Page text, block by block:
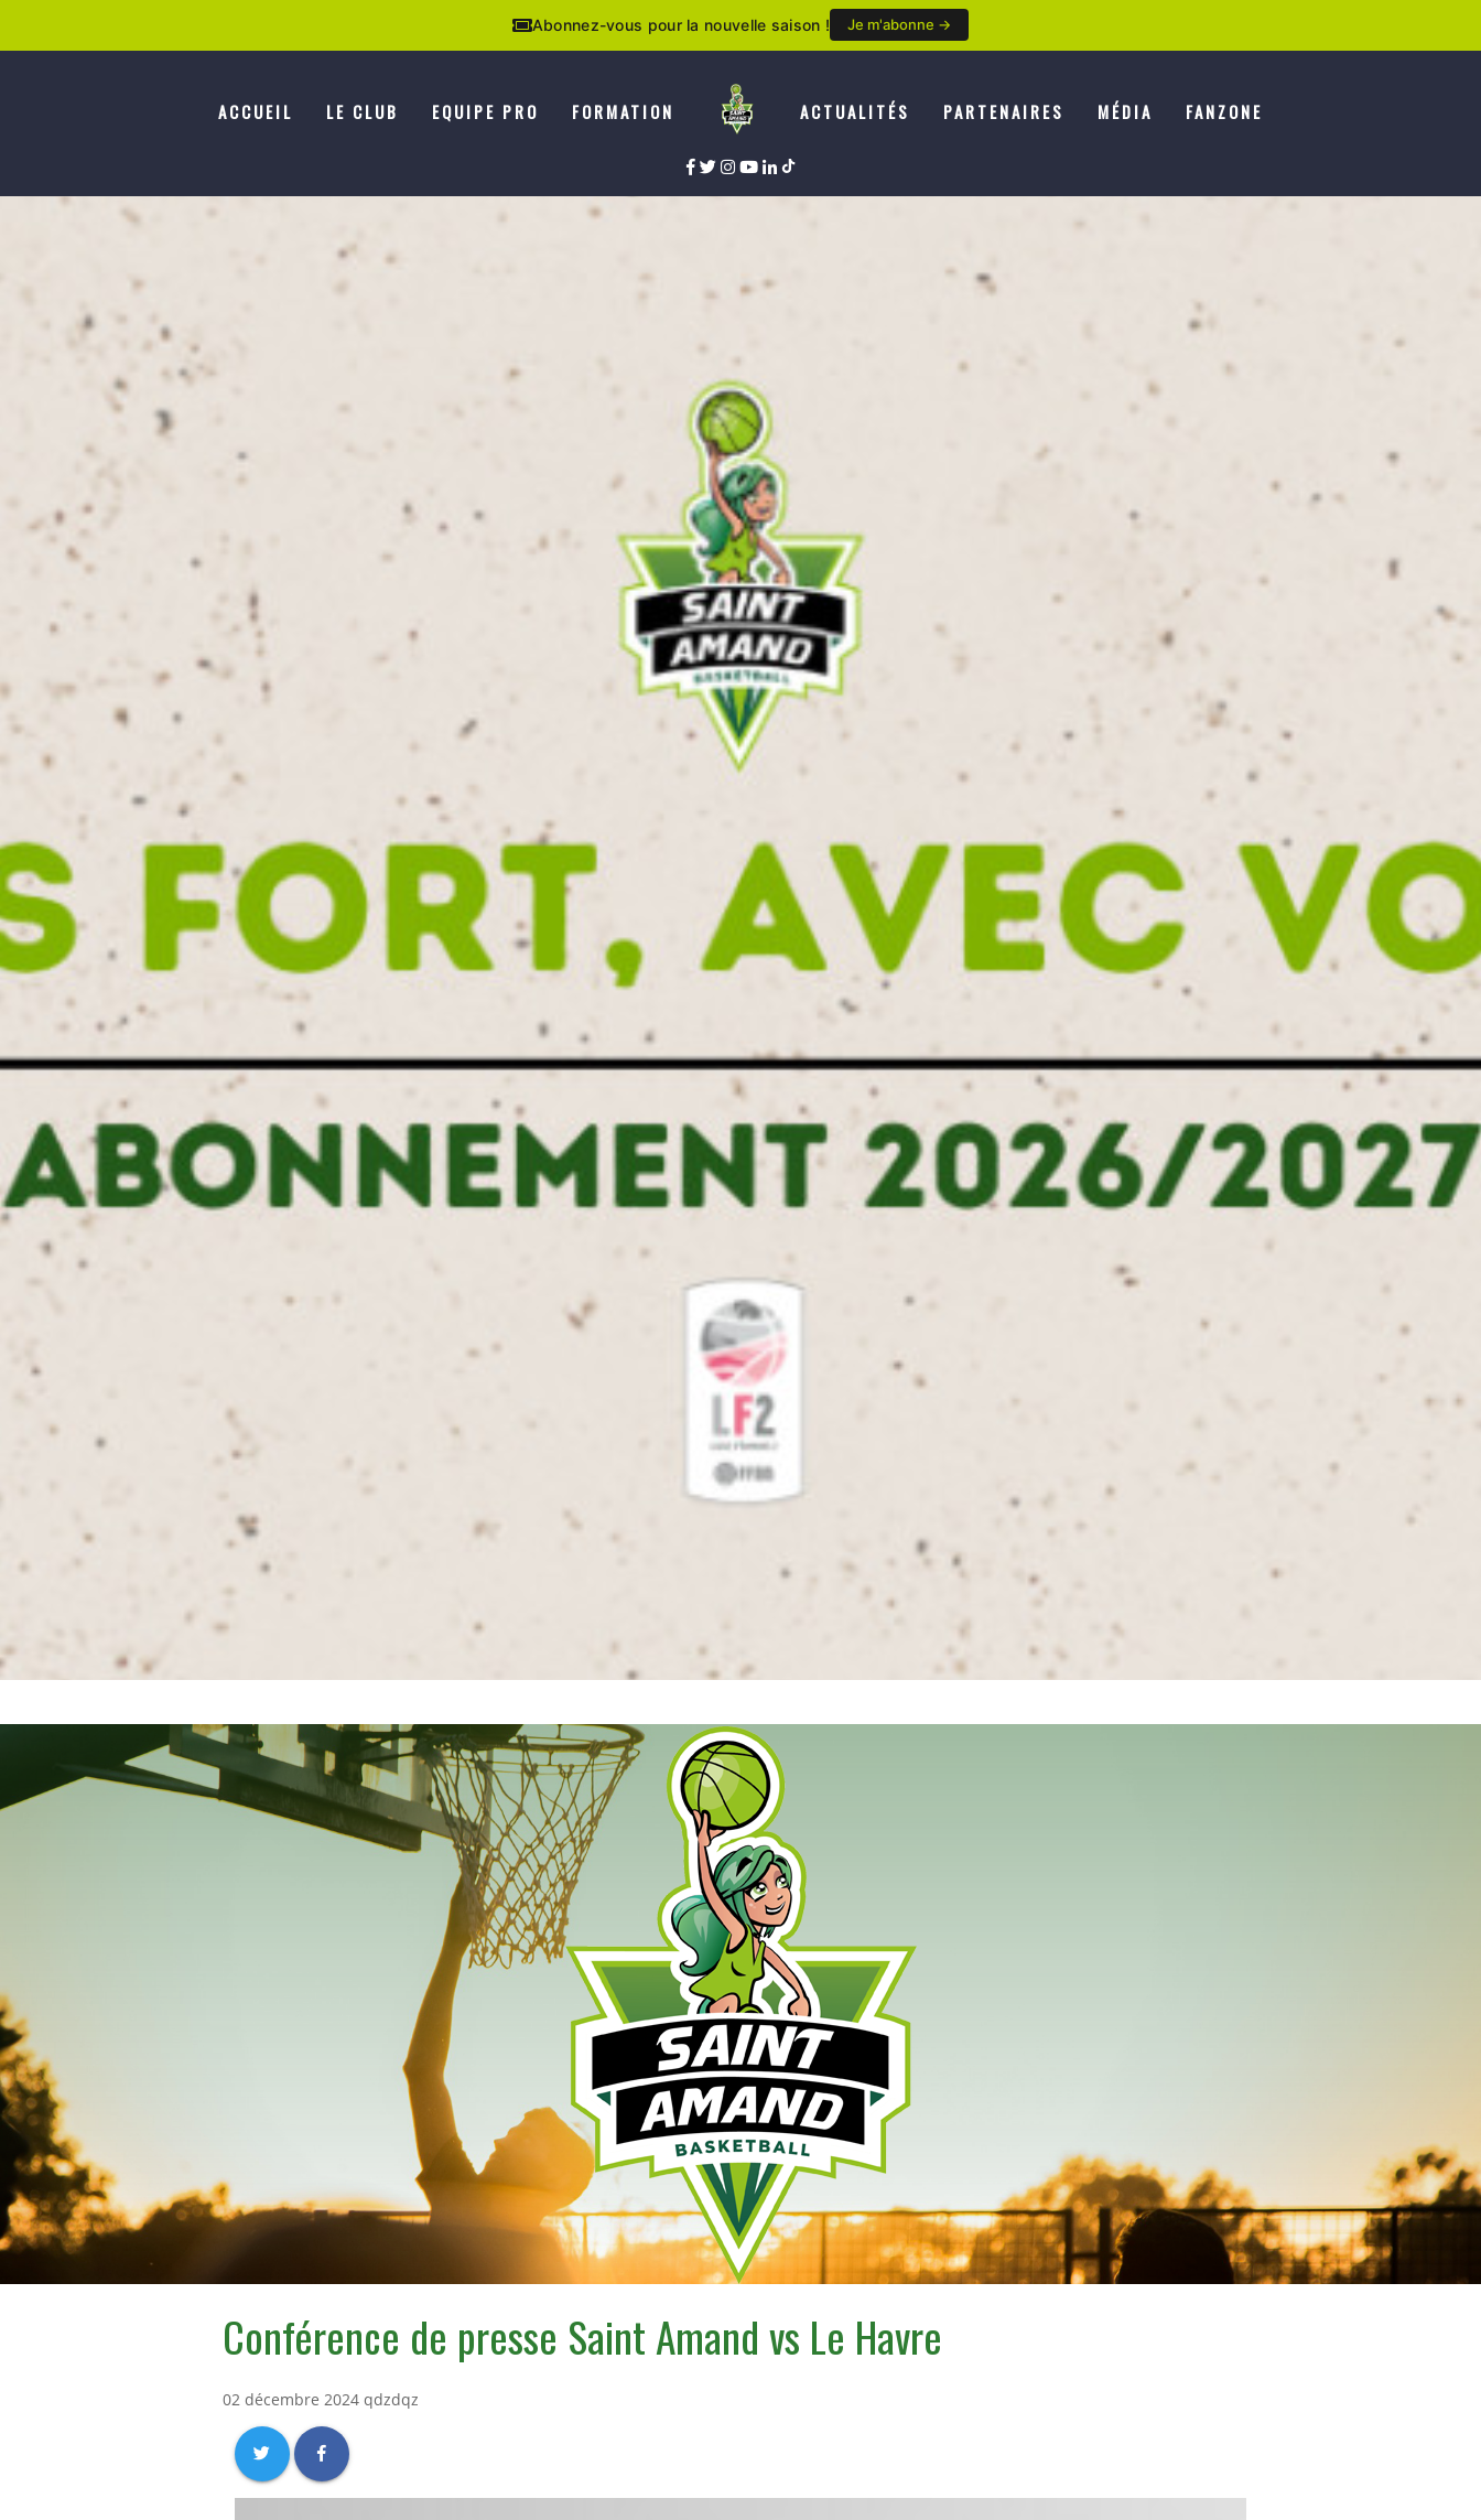
Abonnez-vous pour la nouvelle saison ! Je m'abonne →
ACCUEIL LE CLUB EQUIPE PRO FORMATION ACTUALITÉS PARTENAIRES MÉDIA FANZONE
Conférence de presse Saint Amand vs Le Havre
02 décembre 2024 qdzdqz